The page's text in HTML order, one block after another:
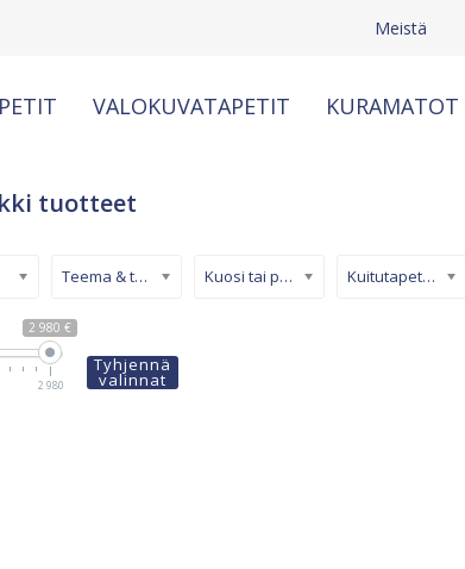
Meistä
VALOKUVATAPETIT KURAMATOT
tuotteet
2 980 €
2 980
Teema & tyyli Kuosi tai pinta Kuitutapetti (non-woven)
Tyhjennä
valinnat